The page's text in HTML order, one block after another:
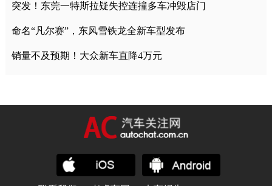
突发！东莞一特斯拉疑失控连撞多车冲毁店门
命名“凡尔赛”，东风雪铁龙全新车型发布
销量不及预期！大众新车直降4万元